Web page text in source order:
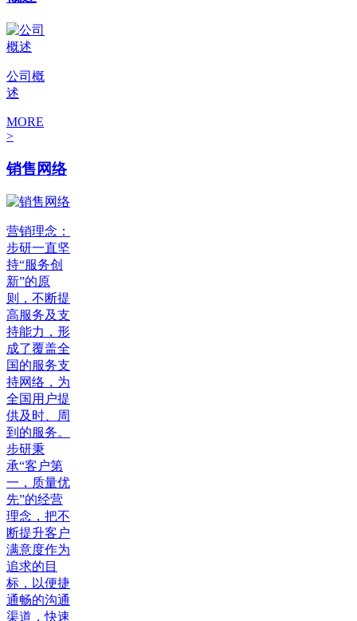
公司概
述
MORE
>
销售网络
营销理念：
步研一直坚
持“服务创
新”的原
则，不断提
高服务及支
持能力，形
成了覆盖全
国的服务支
持网络，为
全国用户提
供及时、周
到的服务。
步研秉
承“客户第
一，质量优
先”的经营
理念，把不
断提升客户
满意度作为
追求的目
标，以便捷
通畅的沟通
渠道，快速